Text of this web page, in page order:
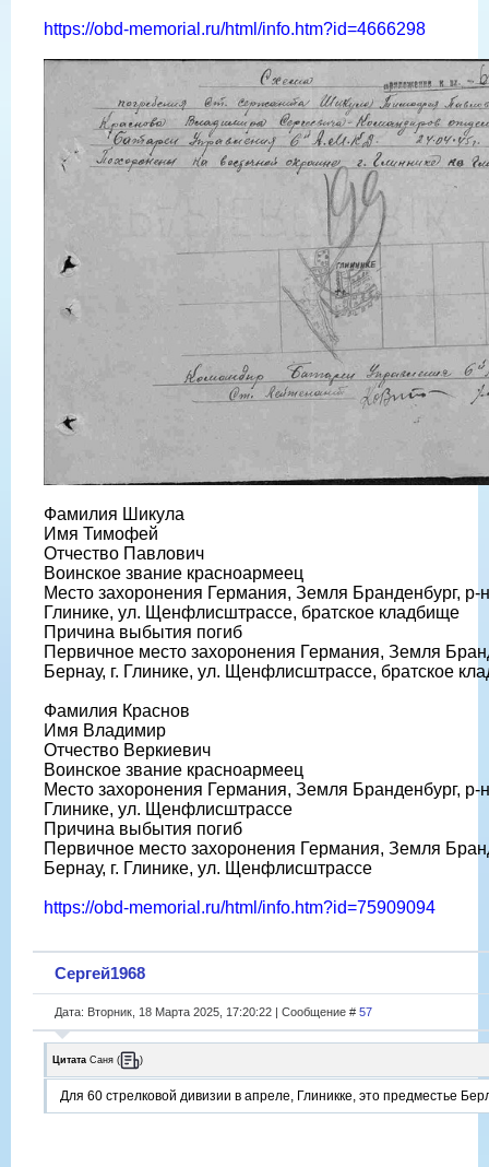
https://obd-memorial.ru/html/info.htm?id=4666298
Фамилия Шикула
Имя Тимофей
Отчество Павлович
Воинское звание красноармеец
Место захоронения Германия, Земля Бранденбург, р-н
Глинике, ул. Щенфлисштрассе, братское кладбище
Причина выбытия погиб
Первичное место захоронения Германия, Земля
Бернау, г. Глинике, ул. Щенфлисштрассе, братское
Фамилия Краснов
Имя Владимир
Отчество Веркиевич
Воинское звание красноармеец
Место захоронения Германия, Земля Бранденбург, р-н
Глинике, ул. Щенфлисштрассе
Причина выбытия погиб
Первичное место захоронения Германия, Земля
Бернау, г. Глинике, ул. Щенфлисштрассе
https://obd-memorial.ru/html/info.htm?id=75909094
Сергей1968
Дата: Вторник, 18 Марта 2025, 17:20:22 | Сообщение # 57
Цитата Саня ( )
Для 60 стрелковой дивизии в апреле, Глиникке, это предместье